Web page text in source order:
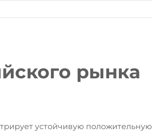
рынка
устойчивую положительную